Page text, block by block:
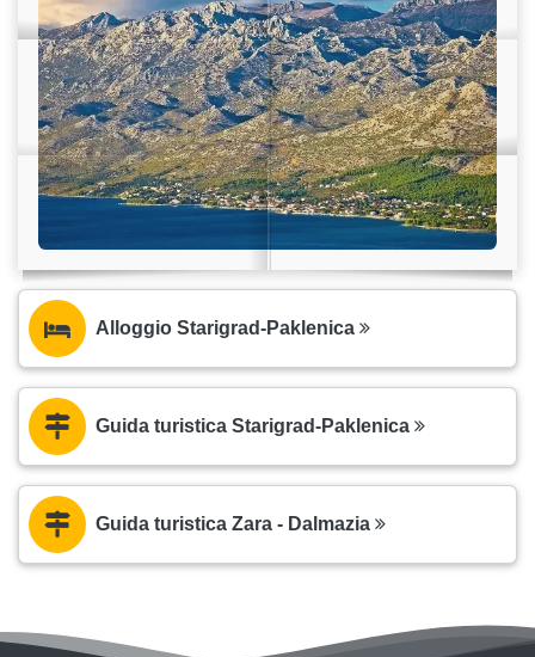
Alloggio Starigrad-Paklenica
Guida turistica Starigrad-Paklenica
Guida turistica Zara - Dalmazia